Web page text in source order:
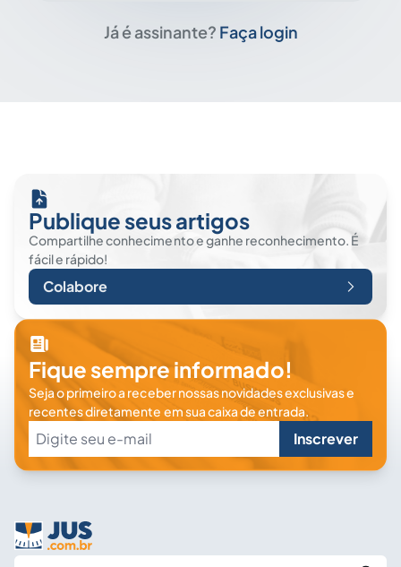
Já é assinante? Faça login
Publique seus artigos
Compartilhe conhecimento e ganhe reconhecimento. É
fácil e rápido!
Colabore
Fique sempre informado!
Seja o primeiro a receber nossas novidades exclusivas e
recentes diretamente em sua caixa de entrada.
Inscrever